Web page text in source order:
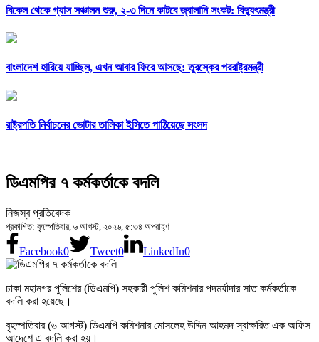
বিকেল থেকে গ্যাস সঞ্চালন শুরু, ২-৩ দিনে কাটবে জ্বালানি সংকট: বিদ্যুৎমন্ত্রী
বাংলাদেশ হারিয়ে যাচ্ছিল, এখন আবার ফিরে আসছে: তুরস্কের পররাষ্ট্রমন্ত্রী
রাষ্ট্রপতি নির্বাচনের ভোটার তালিকা ইসিতে পাঠিয়েছে সংসদ
ডিএমপির ৭ কর্মকর্তাকে বদলি
নিজস্ব প্রতিবেদক
প্রকাশিত: বৃহস্পতিবার, ৬ আগস্ট, ২০২৬, ৫:৩৪ অপরাহ্ণ
Facebook0 Tweet0 LinkedIn0
ঢাকা মহানগর পুলিশের (ডিএমপি) সহকারী পুলিশ কমিশনার পদমর্যাদার সাত কর্মকর্তাকে
বদলি করা হয়েছে।
বৃহস্পতিবার (৬ আগস্ট) ডিএমপি কমিশনার মোসলেহ উদ্দিন আহমদ স্বাক্ষরিত এক অফিস
আদেশে এ বদলি করা হয়।